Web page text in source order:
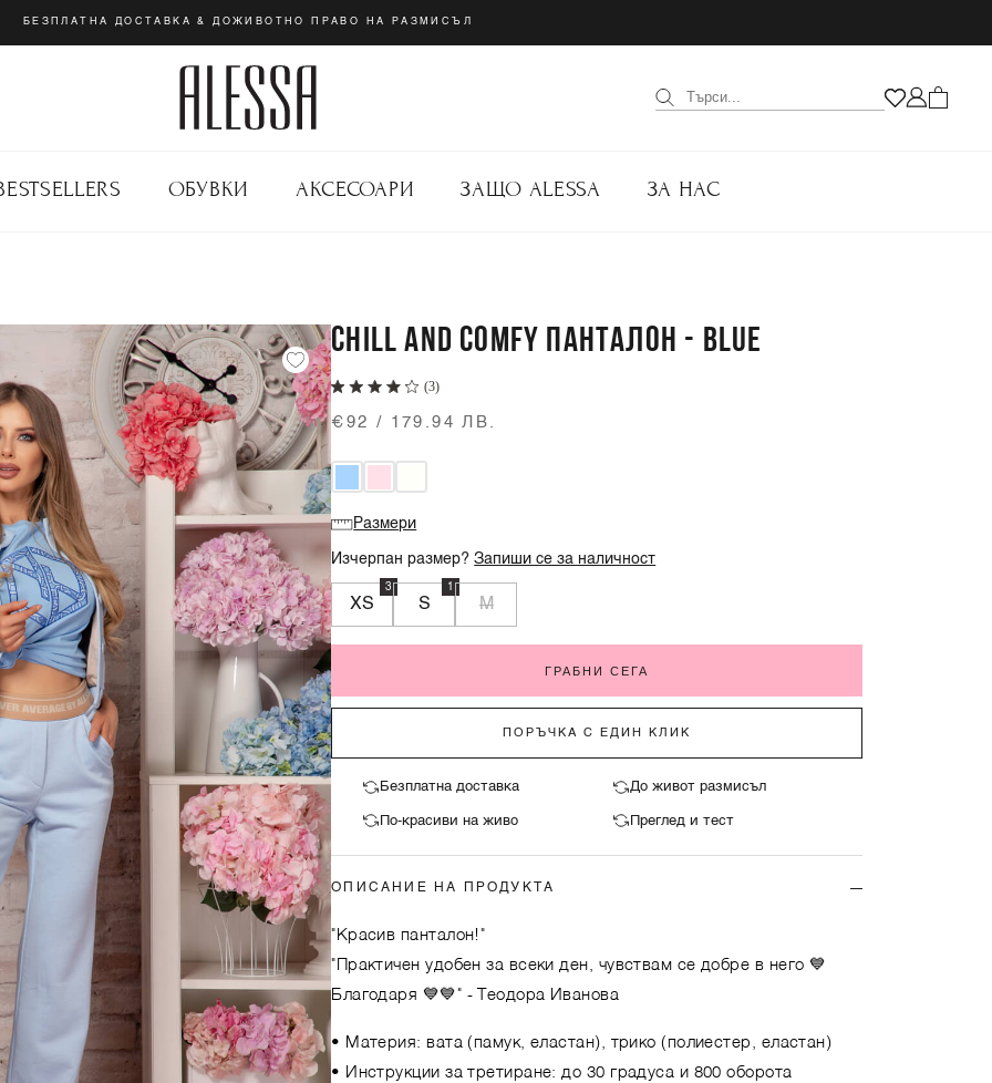
БЕЗПЛАТНА ДОСТАВКА & ДОЖИВОТНО ПРАВО НА РАЗМИСЪЛ
ОБУВКИ АКСЕСОАРИ ЗАЩО ALESSA ЗА НАС
CHILL AND COMFY ПАНТАЛОН - BLUE
(3)
€92 / 179.94 ЛВ.
Размери
Изчерпан размер?Запиши се за наличност
XS
3
S
1
M
ГРАБНИ СЕГА
ПОРЪЧКА С ЕДИН КЛИК
Безплатна доставка До живот размисъл
По-красиви на живо Преглед и тест
ОПИСАНИЕ НА ПРОДУКТА
"Красив панталон!"
"Практичен удобен за всеки ден, чувствам се добре в него 💙
Благодаря 💙💙" - Теодора Иванова
• Материя: вата (памук, еластан), трико (полиестер, еластан)
• Инструкции за третиране: до 30 градуса и 800 оборота